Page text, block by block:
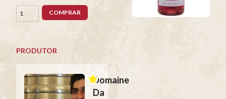
COMPRAR
PRODUTOR
Domaine
Da